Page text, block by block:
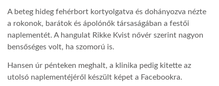
DOBRAVERO.HU
A beteg hideg fehérbort kortyolgatva és dohányozva nézte
a rokonok, barátok és ápolónők társaságában a festői
naplementét. A hangulat Rikke Kvist nővér szerint nagyon
bensőséges volt, ha szomorú is.
Hansen úr pénteken meghalt, a klinika pedig kitette az
utolsó naplementéjéről készült képet a Facebookra.